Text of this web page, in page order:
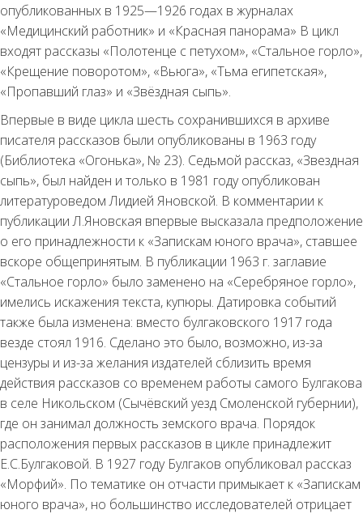
опубликованных в 1925—1926 годах в журналах
«Медицинский работник» и «Красная панорама» В цикл
входят рассказы «Полотенце с петухом», «Стальное горло»,
«Крещение поворотом», «Вьюга», «Тьма египетская»,
«Пропавший глаз» и «Звёздная сыпь».
Впервые в виде цикла шесть сохранившихся в архиве
писателя рассказов были опубликованы в 1963 году
(Библиотека «Огонька», № 23). Седьмой рассказ, «Звездная
сыпь», был найден и только в 1981 году опубликован
литературоведом Лидией Яновской. В комментарии к
публикации Л.Яновская впервые высказала предположение
о его принадлежности к «Запискам юного врача», ставшее
вскоре общепринятым. В публикации 1963 г. заглавие
«Стальное горло» было заменено на «Серебряное горло»,
имелись искажения текста, купюры. Датировка событий
также была изменена: вместо булгаковского 1917 года
везде стоял 1916. Сделано это было, возможно, из-за
цензуры и из-за желания издателей сблизить время
действия рассказов со временем работы самого Булгакова
в селе Никольском (Сычёвский уезд Смоленской губернии),
где он занимал должность земского врача. Порядок
расположения первых рассказов в цикле принадлежит
Е.С.Булгаковой. В 1927 году Булгаков опубликовал рассказ
«Морфий». По тематике он отчасти примыкает к «Запискам
юного врача», но большинство исследователей отрицает